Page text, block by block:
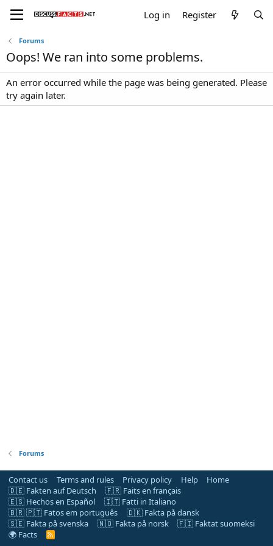
Log in Register
Forums
Oops! We ran into some problems.
An error occurred while the page was being generated. Please
try again later.
Forums
Contact us Terms and rules Privacy policy Help
Home
🇩🇪 Fakten auf Deutsch
🇫🇷 Faits en français
🇪🇸 Hechos en Español
🇮🇹 Fatti in Italiano
🇧🇷 🇵🇹 Fatos em português
🇩🇰 Fakta på dansk
🇸🇪 Fakta på svenska
🇳🇴 Fakta på norsk
🇫🇮 Faktat suomeksi
🌍 Facts
R